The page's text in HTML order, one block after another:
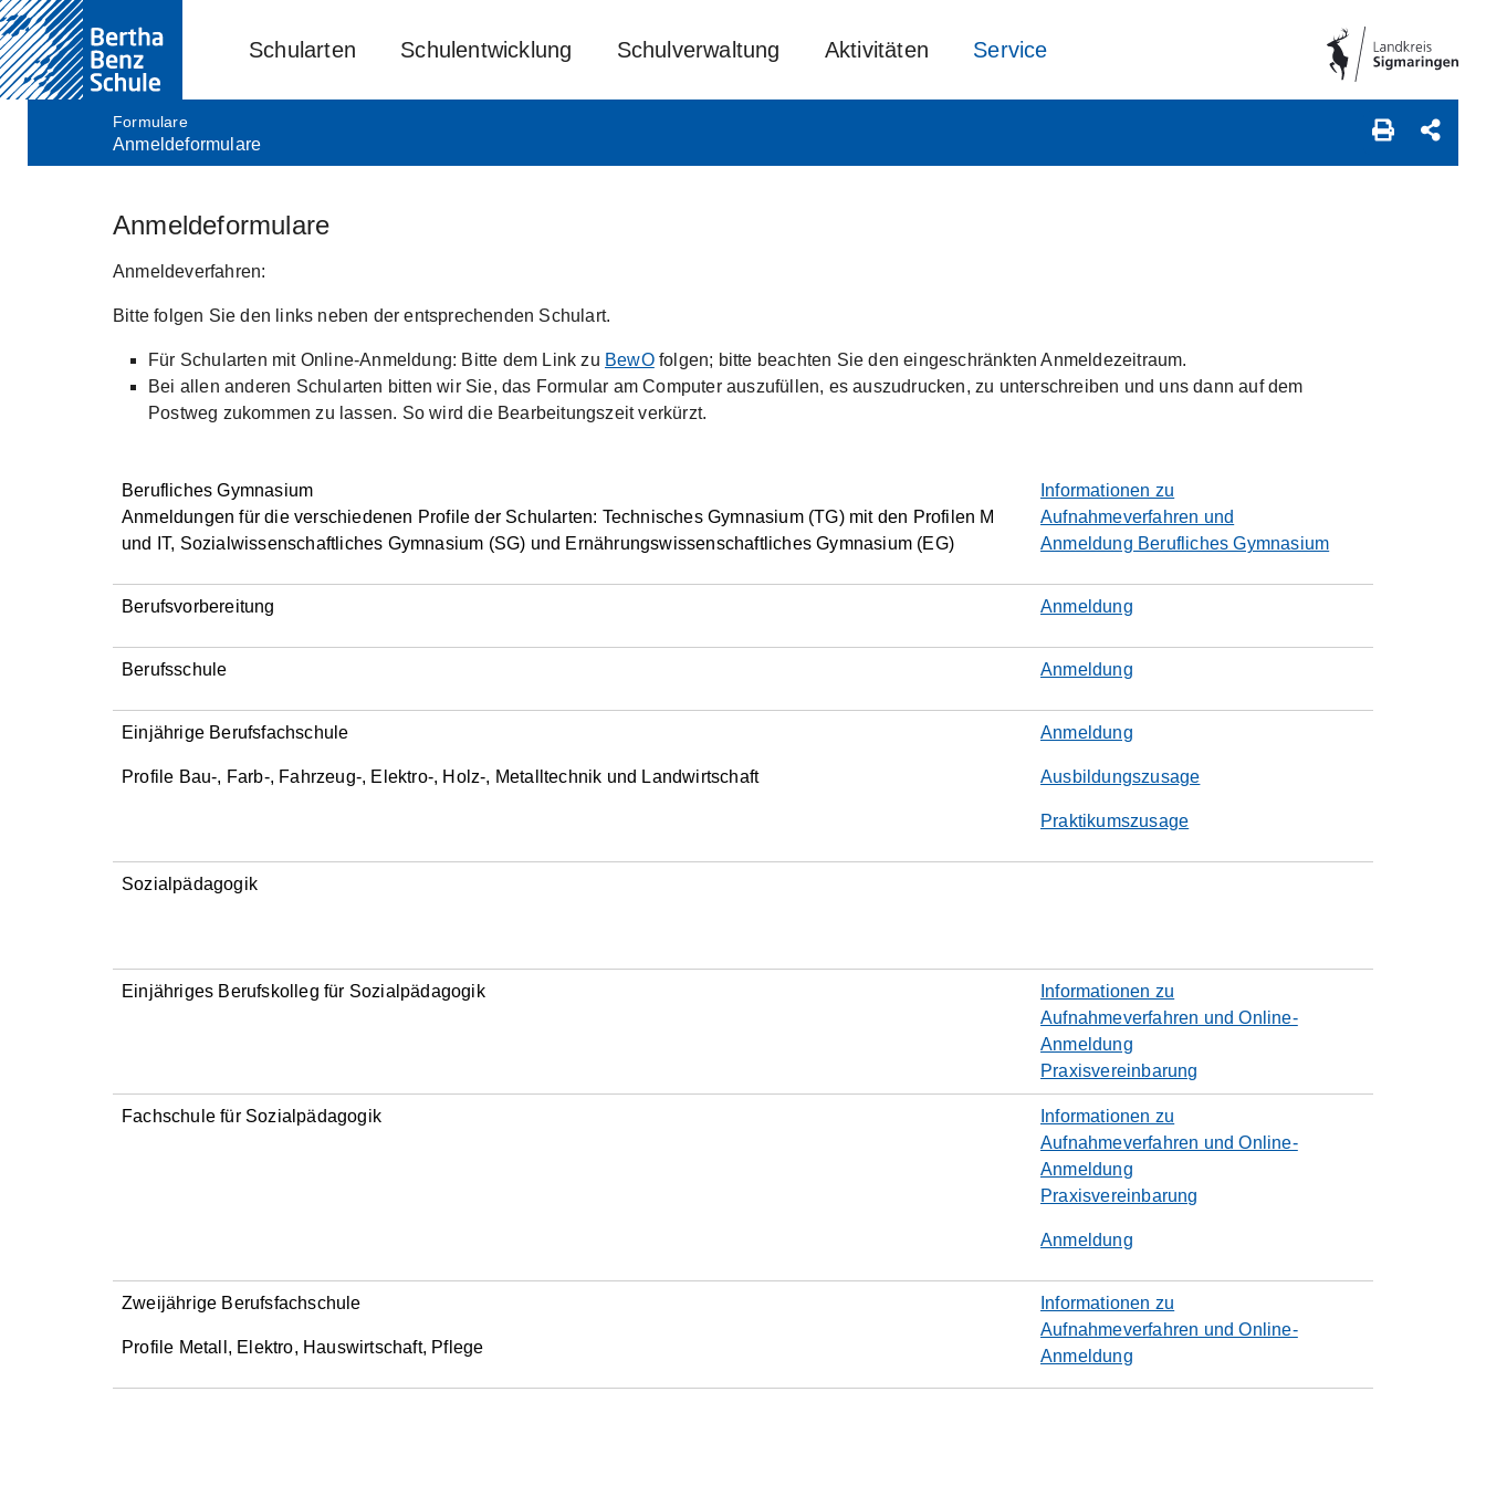
Schularten Schulentwicklung Schulverwaltung Aktivitäten Service
Formulare
Anmeldeformulare
Anmeldeformulare
Anmeldeverfahren:
Bitte folgen Sie den links neben der entsprechenden Schulart.
Für Schularten mit Online-Anmeldung: Bitte dem Link zu BewOfolgen; bitte beachten Sie den eingeschränkten Anmeldezeitraum.
Bei allen anderen Schularten bitten wir Sie, das Formular am Computer auszufüllen, es auszudrucken, zu unterschreiben und uns dann auf dem
Postweg zukommen zu lassen. So wird die Bearbeitungszeit verkürzt.
Berufliches Gymnasium
Anmeldungen für die verschiedenen Profile der Schularten: Technisches Gymnasium (TG) mit den Profilen M
und IT, Sozialwissenschaftliches Gymnasium (SG) und Ernährungswissenschaftliches Gymnasium (EG)
Informationen zu
Aufnahmeverfahren und
Anmeldung Berufliches Gymnasium
Berufsvorbereitung Anmeldung
Berufsschule Anmeldung
Einjährige Berufsfachschule
Profile Bau-, Farb-, Fahrzeug-, Elektro-, Holz-, Metalltechnik und Landwirtschaft
Anmeldung
Ausbildungszusage
Praktikumszusage
Sozialpädagogik
Einjähriges Berufskolleg für Sozialpädagogik
Informationen zu
Aufnahmeverfahren und Online-
Anmeldung
Praxisvereinbarung
Fachschule für Sozialpädagogik
Informationen zu
Aufnahmeverfahren und Online-
Anmeldung
Praxisvereinbarung
Anmeldung
Zweijährige Berufsfachschule
Profile Metall, Elektro, Hauswirtschaft, Pflege
Informationen zu
Aufnahmeverfahren und Online-
Anmeldung